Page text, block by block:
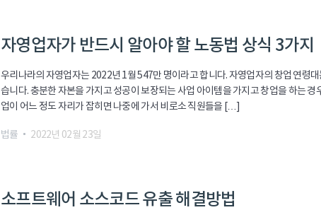
자영업자가 반드시 알아야 할 노동법 상식 3가지
우리나라의 자영업자는 2022년 1월 547만 명이라고 합니다. 자영업자의 창업 연령
습니다. 충분한 자본을 가지고 성공이 보장되는 사업 아이템을 가지고 창업을 하는
업이 어느 정도 자리가 잡히면 나중에 가서 비로소 직원들을 […]
법률 2022년 02월 23일
소프트웨어 소스코드 유출 해결방법